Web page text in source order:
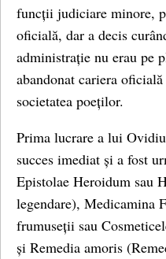
funcții judiciare minore,
oficială, dar a decis
administrație nu erau pe
abandonat cariera
societatea poeților.
Prima lucrare a lui
succes imediat și a fost
Epistolae Heroidum sau
legendare), Medicamina
frumuseții sau
și Remedia amoris